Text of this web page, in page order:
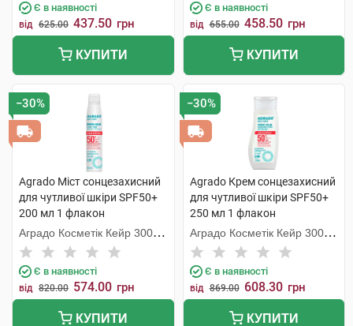
Є в наявності
від 625.00 437.50 грн
КУПИТИ
Є в наявності
від 655.00 458.50 грн
КУПИТИ
−30%
Agrado Міст сонцезахисний
для чутливої шкіри SPF50+
200 мл 1 флакон
Аградо Косметік Кейр 3000
С.Л.У.
Є в наявності
від 820.00 574.00 грн
КУПИТИ
−30%
Agrado Крем сонцезахисний
для чутливої шкіри SPF50+
250 мл 1 флакон
Аградо Косметік Кейр 3000
С.Л.У.
Є в наявності
від 869.00 608.30 грн
КУПИТИ